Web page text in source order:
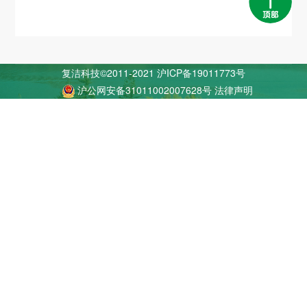
复洁科技©2011-2021沪ICP备19011773号
沪公网安备31011002007628号 法律声明